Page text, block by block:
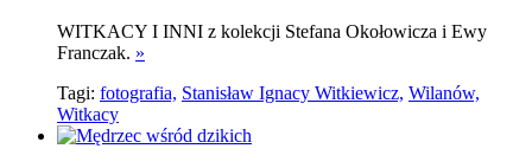
WITKACY I INNI z kolekcji Stefana Okołowicza i Ewy
Franczak. »
Tagi: fotografia, Stanisław Ignacy Witkiewicz, Wilanów,
Witkacy